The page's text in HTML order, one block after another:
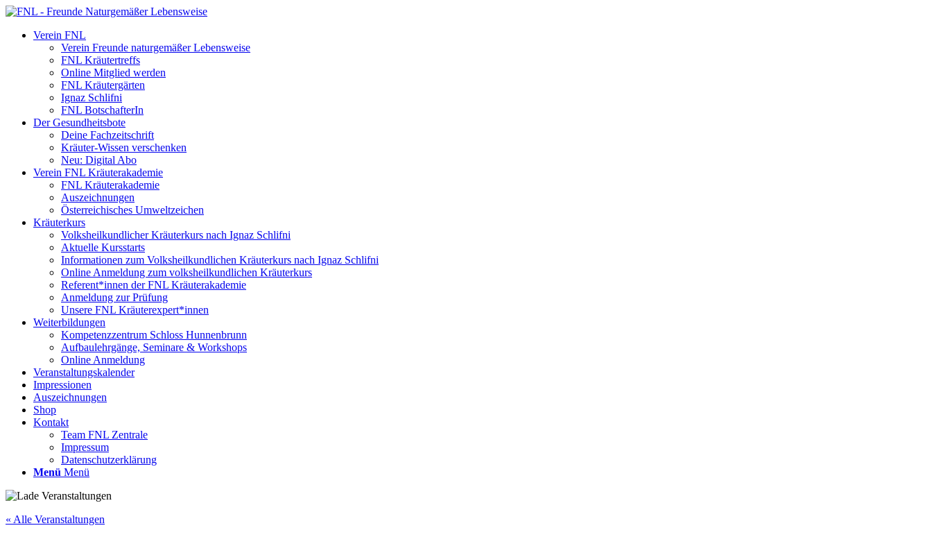
Verein FNL
Verein Freunde naturgemäßer Lebensweise
FNL Kräutertreffs
Online Mitglied werden
FNL Kräutergärten
Ignaz Schlifni
FNL BotschafterIn
Der Gesundheitsbote
Deine Fachzeitschrift
Kräuter-Wissen verschenken
Neu: Digital Abo
Verein FNL Kräuterakademie
FNL Kräuterakademie
Auszeichnungen
Österreichisches Umweltzeichen
Kräuterkurs
Volksheilkundlicher Kräuterkurs nach Ignaz Schlifni
Aktuelle Kursstarts
Informationen zum Volksheilkundlichen Kräuterkurs nach Ignaz Schlifni
Online Anmeldung zum volksheilkundlichen Kräuterkurs
Referent*innen der FNL Kräuterakademie
Anmeldung zur Prüfung
Unsere FNL Kräuterexpert*innen
Weiterbildungen
Kompetenzzentrum Schloss Hunnenbrunn
Aufbaulehrgänge, Seminare & Workshops
Online Anmeldung
Veranstaltungskalender
Impressionen
Auszeichnungen
Shop
Kontakt
Team FNL Zentrale
Impressum
Datenschutzerklärung
Menü Menü
« Alle Veranstaltungen